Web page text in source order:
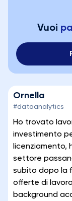
Vuoi
Ornella
#dataanalytics
Ho trovato
investimento
licenziamento,
settore
subito dopo la
offerte di
background